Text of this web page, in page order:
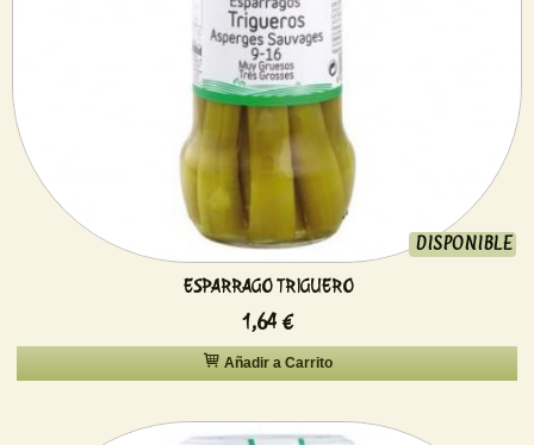
DISPONIBLE
ESPARRAGO TRIGUERO
1,64 €
Añadir a Carrito